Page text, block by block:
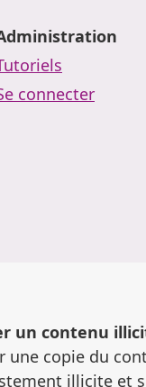
connecter
un contenu
une copie du
illicite et